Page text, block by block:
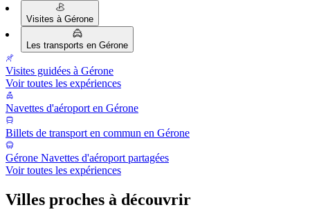
Visites à Gérone
Les transports en Gérone
Visites guidées à Gérone
Voir toutes les expériences
Navettes d'aéroport en Gérone
Billets de transport en commun en Gérone
Gérone Navettes d'aéroport partagées
Voir toutes les expériences
Villes proches à découvrir